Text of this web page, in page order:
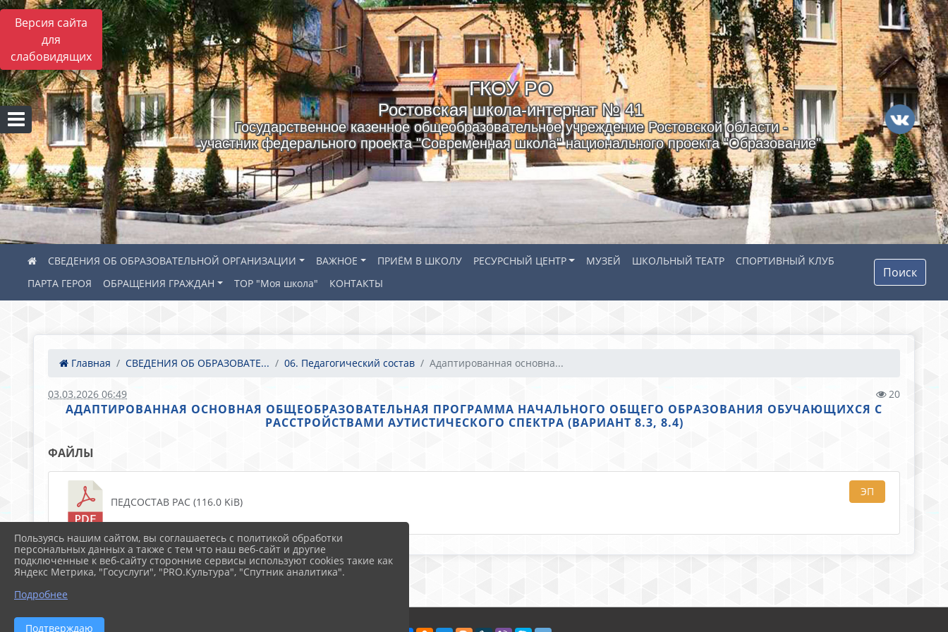
Версия сайта
для
слабовидящих
ГКОУ РO
Ростовская школа-интернат № 41
Государственное казенное общеобразовательное учреждение Ростовской области -
участник федерального проекта "Современная школа" национального проекта "Образование"
СВЕДЕНИЯ ОБ ОБРАЗОВАТЕЛЬНОЙ ОРГАНИЗАЦИИ ВАЖНОЕ ПРИЁМ В ШКОЛУ РЕСУРСНЫЙ ЦЕНТР МУЗЕЙ ШКОЛЬНЫЙ ТЕАТР
СПОРТИВНЫЙ КЛУБ
ПАРТА ГЕРОЯ
ОБРАЩЕНИЯ ГРАЖДАН ТОР "Моя школа" КОНТАКТЫ
Поиск
Главная СВЕДЕНИЯ ОБ ОБРАЗОВАТЕ... 06. Педагогический состав Адаптированная основна...
03.03.2026 06:49 20
АДАПТИРОВАННАЯ ОСНОВНАЯ ОБЩЕОБРАЗОВАТЕЛЬНАЯ ПРОГРАММА НАЧАЛЬНОГО ОБЩЕГО ОБРАЗОВАНИЯ ОБУЧАЮЩИХСЯ С
РАССТРОЙСТВАМИ АУТИСТИЧЕСКОГО СПЕКТРА (ВАРИАНТ 8.3, 8.4)
ФАЙЛЫ
ПЕДСОСТАВ РАС (116.0 KiB)
ЭП
Пользуясь нашим сайтом, вы соглашаетесь с политикой обработки
персональных данных а также с тем что наш веб-сайт и другие
подключенные к веб-сайту сторонние сервисы используют cookies такие как
Яндекс Метрика, "Госуслуги", "PRO.Культура", "Спутник аналитика".
Подробнее
Подтверждаю